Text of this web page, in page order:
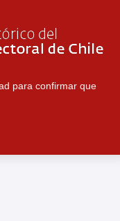
para confirmar que